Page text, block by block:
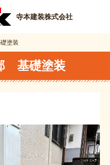
寺本建装株式会社
塗装
基礎塗装